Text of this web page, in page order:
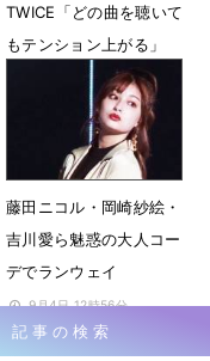
TWICE「どの曲を聴いて
もテンション上がる」
3月25日 07時48分
藤田ニコル・岡崎紗絵・
吉川愛ら魅惑の大人コー
デでランウェイ
9月4日 12時56分
記事の検索